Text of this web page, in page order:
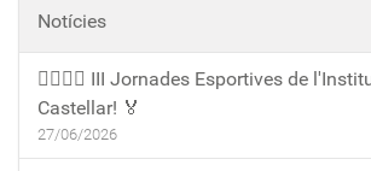
Notícies
🏃‍♀️🏃‍♂️ III Jornades Esportives de
Castellar! 🏅
27/06/2026